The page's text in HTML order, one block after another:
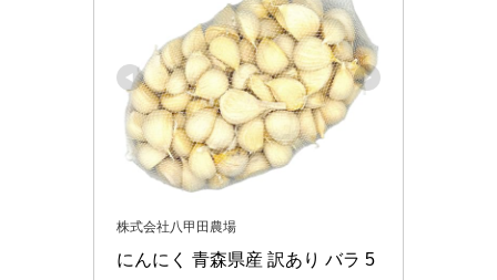
株式会社八甲田農場
にんにく 青森県産 訳あり バラ 5